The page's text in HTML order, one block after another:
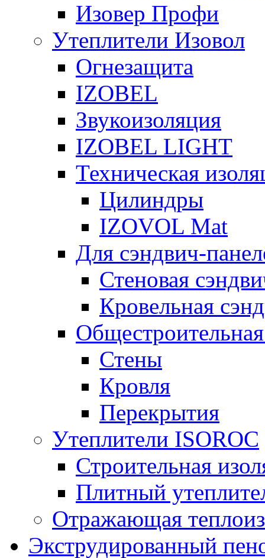
Изовер Профи
Утеплители Изовол
Огнезащита
IZOBEL
Звукоизоляция
IZOBEL LIGHT
Техническая
Цилиндры
IZOVOL Mat
Для сэндвич-
Стеновая
Кровельная
Стены
Кровля
Перекрытия
Утеплители ISOROC
Строительная
Плитный
Отражающая
Экструдированный